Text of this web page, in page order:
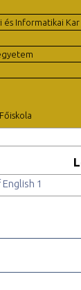
és Informatikai Kar
1